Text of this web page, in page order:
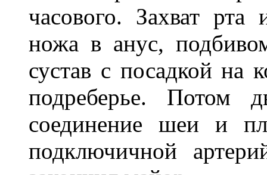
часового. Захват
ножа в анус,
сустав с посадкой на
подреберье. Потом
соединение шеи и
подключичной